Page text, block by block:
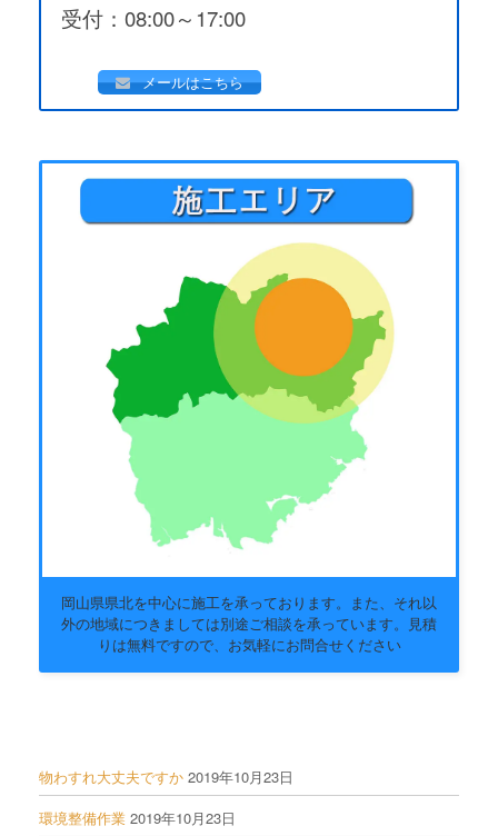
受付：08:00～17:00
メールはこちら
岡山県県北を中心に施工を承っております。また、それ以
外の地域につきましては別途ご相談を承っています。見積
りは無料ですので、お気軽にお問合せください
物わすれ大丈夫ですか 2019年10月23日
環境整備作業 2019年10月23日